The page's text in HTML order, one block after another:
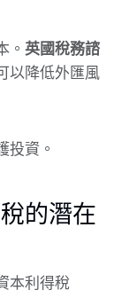
。 英國稅務諮
以降低外匯風
投資。
的潛在
本利得稅